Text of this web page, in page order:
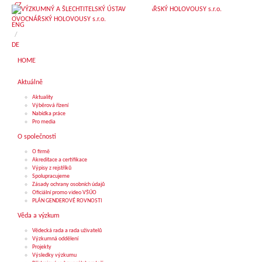
CZ
/
ENG
/
DE
HOME
Aktuálně
Aktuality
Výběrová řízení
Nabídka práce
Pro media
O společnosti
O firmě
Akreditace a certifikace
Výpisy z rejstříků
Spolupracujeme
Zásady ochrany osobních údajů
Oficiální promo video VŠÚO
PLÁN GENDEROVÉ ROVNOSTI
Věda a výzkum
Vědecká rada a rada uživatelů
Výzkumná oddělení
Projekty
Výsledky výzkumu
CZ
/
ENG
/
DE
HOME
Aktuálně
Aktuality
Výběrová řízení
Nabídka práce
Pro media
O společnosti
O firmě
Akreditace a certifikace
Výpisy z rejstříků
Spolupracujeme
Zásady ochrany osobních údajů
Oficiální promo video VŠÚO
PLÁN GENDEROVÉ ROVNOSTI
Věda a výzkum
Vědecká rada a rada uživatelů
Výzkumná oddělení
Projekty
Výsledky výzkumu